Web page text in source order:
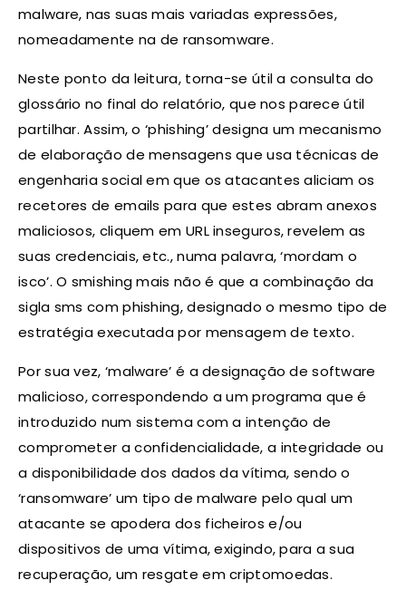
malware, nas suas mais variadas expressões,
nomeadamente na de ransomware.
Neste ponto da leitura, torna-se útil a consulta do
glossário no final do relatório, que nos parece útil
partilhar. Assim, o ‘phishing’ designa um mecanismo
de elaboração de mensagens que usa técnicas de
engenharia social em que os atacantes aliciam os
recetores de emails para que estes abram anexos
maliciosos, cliquem em URL inseguros, revelem as
suas credenciais, etc., numa palavra, ‘mordam o
isco’. O smishing mais não é que a combinação da
sigla sms com phishing, designado o mesmo tipo de
estratégia executada por mensagem de texto.
Por sua vez, ‘malware’ é a designação de software
malicioso, correspondendo a um programa que é
introduzido num sistema com a intenção de
comprometer a confidencialidade, a integridade ou
a disponibilidade dos dados da vítima, sendo o
‘ransomware’ um tipo de malware pelo qual um
atacante se apodera dos ficheiros e/ou
dispositivos de uma vítima, exigindo, para a sua
recuperação, um resgate em criptomoedas.